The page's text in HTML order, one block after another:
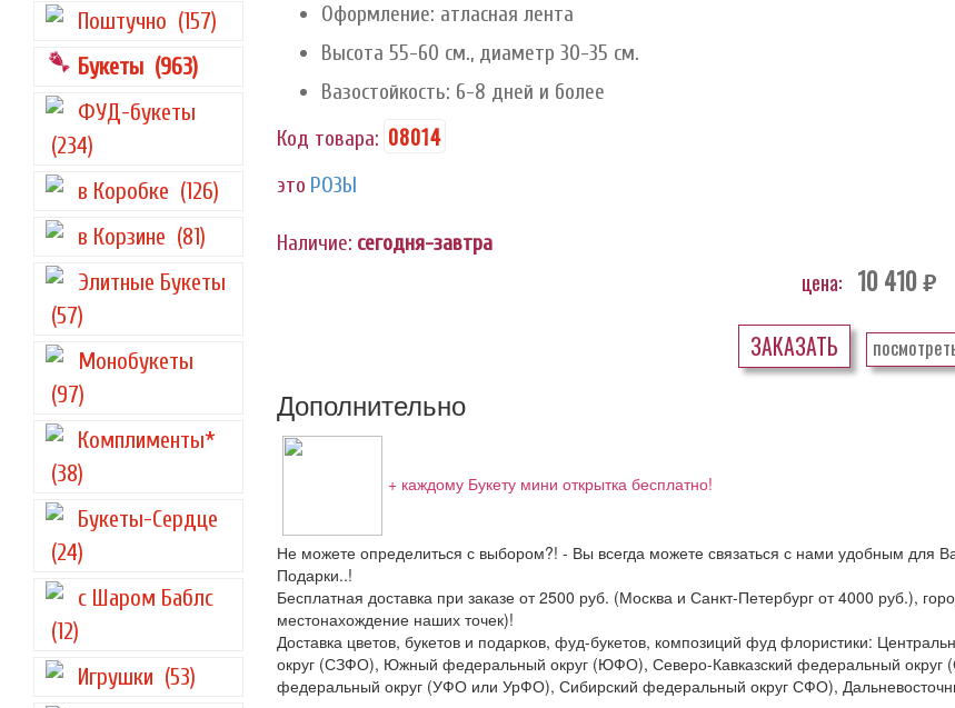
Поштучно (157)
Букеты (963)
ФУД-букеты
(234)
в Коробке (126)
в Корзине (81)
Элитные Букеты
(57)
Монобукеты
(97)
Комплименты*
(38)
Букеты-Сердце
(24)
с Шаром Баблс
(12)
Игрушки (53)
Оформление: атласная лента
Высота 55-60 см., диаметр 30-35 см.
Вазостойкость: 6-8 дней и более
Код товара: 08014
это РОЗЫ
Наличие: сегодня-завтра
цена: 10 410 руб.
ЗАКАЗАТЬ
Дополнительно
+ каждому Букету мини открытка бесплатно!
Не можете определиться с выбором?! - Вы всегда можете связаться с нами удобным для
Подарки..!
Бесплатная доставка при заказе от 2500 руб. (Москва и Санкт-Петербург от 4000 руб.),
местонахождение наших точек)!
Доставка цветов, букетов и подарков, фуд-букетов, композиций фуд флористики:
округ (СЗФО), Южный федеральный округ (ЮФО), Северо-Кавказский федеральный
федеральный округ (УФО или УрФО), Сибирский федеральный округ СФО),